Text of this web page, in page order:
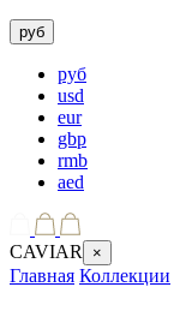
руб
руб
usd
eur
gbp
rmb
aed
CAVIAR ×
Главная Коллекции